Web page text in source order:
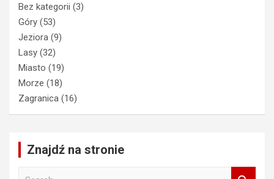
Bez kategorii (3)
Góry (53)
Jeziora (9)
Lasy (32)
Miasto (19)
Morze (18)
Zagranica (16)
Znajdź na stronie